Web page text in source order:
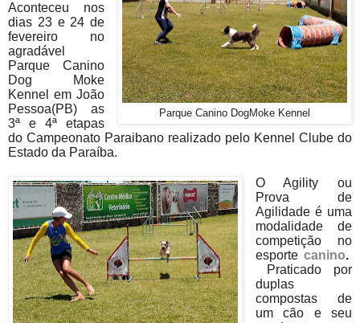
Parque Canino DogMoke Kennel
Aconteceu nos
dias 23 e 24 de
fevereiro no
agradável
Parque Canino
Dog Moke
Kennel em João
Pessoa(PB) as
3ª e 4ª etapas
do Campeonato Paraibano realizado pelo Kennel Clube do
Estado da Paraíba.
O Agility ou
Prova de
Agilidade é uma
modalidade de
competição no
esporte canino.
Praticado por
duplas
compostas de
um cão e seu